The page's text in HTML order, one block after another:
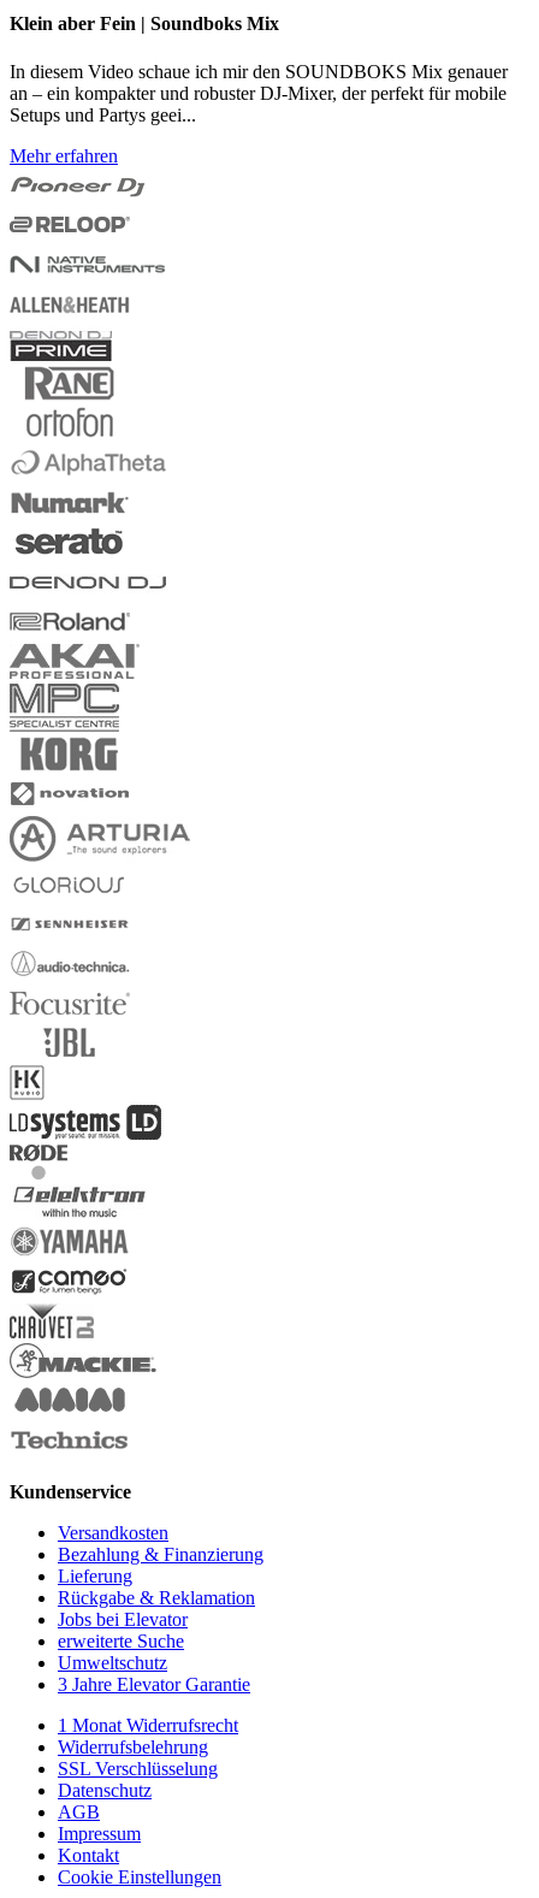
Klein aber Fein | Soundboks Mix
In diesem Video schaue ich mir den SOUNDBOKS Mix genauer
an – ein kompakter und robuster DJ-Mixer, der perfekt für mobile
Setups und Partys geei...
Mehr erfahren
Kundenservice
Versandkosten
Bezahlung & Finanzierung
Lieferung
Rückgabe & Reklamation
Jobs bei Elevator
erweiterte Suche
Umweltschutz
3 Jahre Elevator Garantie
1 Monat Widerrufsrecht
Widerrufsbelehrung
SSL Verschlüsselung
Datenschutz
AGB
Impressum
Kontakt
Cookie Einstellungen